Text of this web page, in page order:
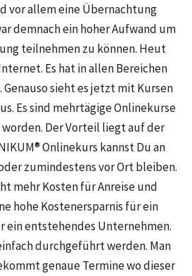
vor allem eine Übernachtung
demnach ein hoher Aufwand um
teilnehmen zu können. Heut
Es hat in allen Bereichen
sieht es jetzt mit Kursen
Es sind mehrtägige Onlinekurse
Der Vorteil liegt auf der
Onlinekurs kannst Du an
zumindestens vor Ort bleiben.
mehr Kosten für Anreise und
hohe Kostenersparnis für ein
ein entstehendes Unternehmen.
durchgeführt werden. Man
genaue Termine wo dieser